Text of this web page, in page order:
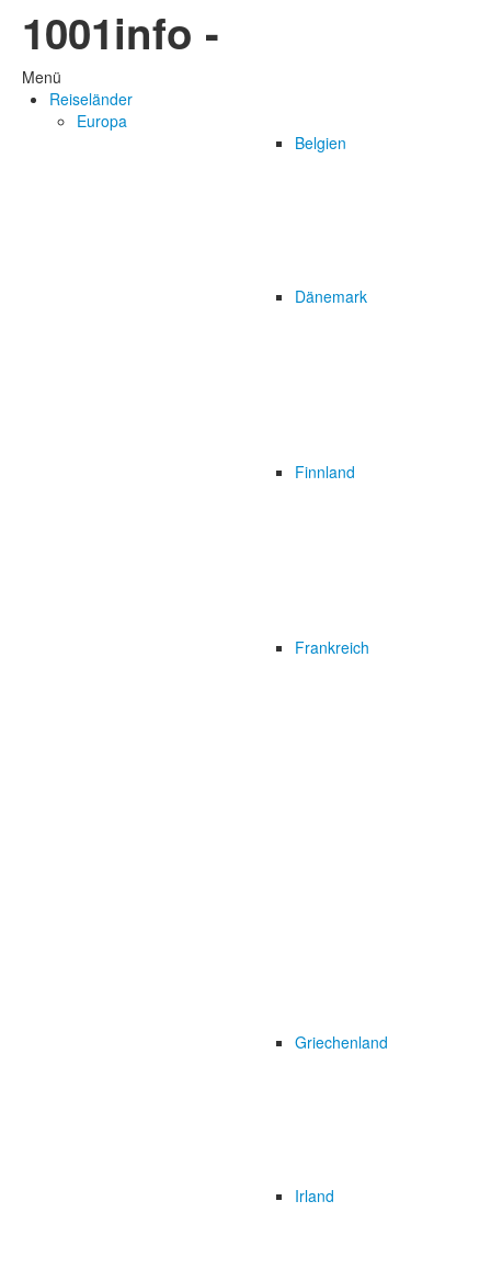
1001info -
Menü
Reiseländer
Europa
Belgien
Dänemark
Finnland
Frankreich
Griechenland
Irland